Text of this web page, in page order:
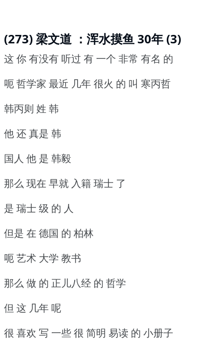
(273) 梁文道 ：浑水摸鱼 30年 (3)
这 你 有没有 听过 有 一个 非常 有名 的
呃 哲学家 最近 几年 很火 的 叫 寒丙哲
韩丙则 姓 韩
他 还 真是 韩
国人 他 是 韩毅
那么 现在 早就 入籍 瑞士 了
是 瑞士 级 的 人
但是 在 德国 的 柏林
呃 艺术 大学 教书
那么 做 的 正儿八经 的 哲学
但 这 几年 呢
很 喜欢 写 一些 很 简明 易读 的 小册子